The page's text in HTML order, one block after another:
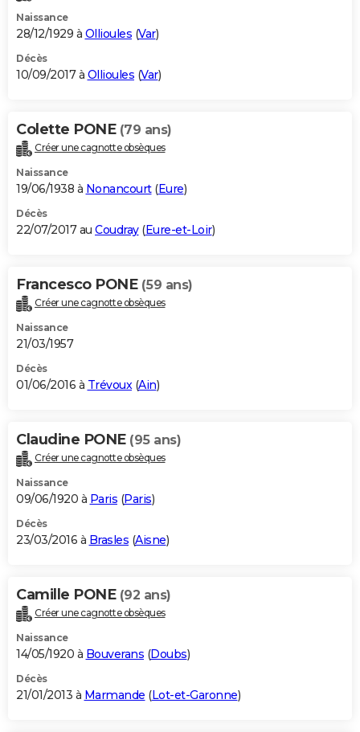
Naissance
28/12/1929 à Ollioules (Var)
Décès
10/09/2017 à Ollioules (Var)
Colette PONE (79 ans)
Créer une cagnotte obsèques
Naissance
19/06/1938 à Nonancourt(Eure)
Décès
22/07/2017 au Coudray(Eure-et-Loir)
Francesco PONE (59 ans)
Créer une cagnotte obsèques
Naissance
21/03/1957
Décès
01/06/2016 à Trévoux(Ain)
Claudine PONE (95 ans)
Créer une cagnotte obsèques
Naissance
09/06/1920 à Paris (Paris)
Décès
23/03/2016 à Brasles (Aisne)
Camille PONE (92 ans)
Créer une cagnotte obsèques
Naissance
14/05/1920 à Bouverans (Doubs)
Décès
21/01/2013 à Marmande (Lot-et-Garonne)